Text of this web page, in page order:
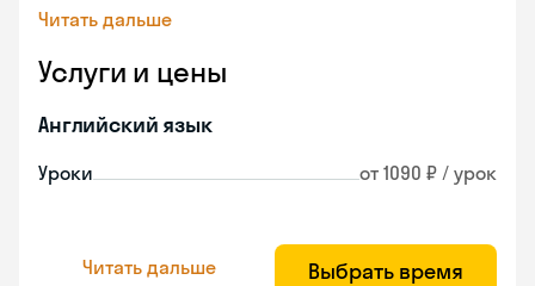
Читать дальше
Услуги и цены
Английский язык
Уроки от 1090 ₽ / урок
Читать дальше Выбрать время